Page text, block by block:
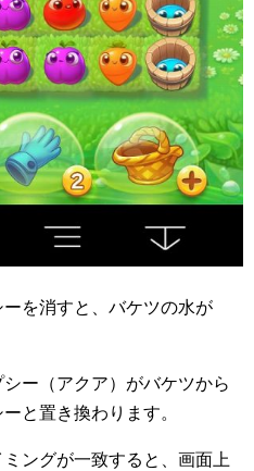
を消すと、バケツの水が
ー（アクア）がバケツから
と置き換わります。
ングが一致すると、画面上